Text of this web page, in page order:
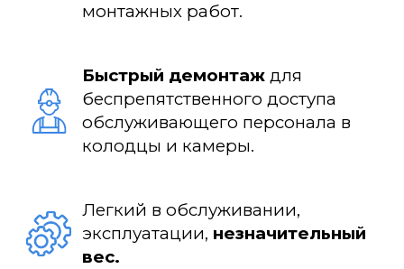
монтажных работ.
Быстрый демонтаж для
беспрепятственного доступа
обслуживающего персонала в
колодцы и камеры.
Легкий в обслуживании,
эксплуатации, незначительный
вес.